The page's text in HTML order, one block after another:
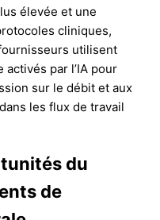
élevée et une
cliniques,
utilisent
par l’IA pour
sur le débit et aux
les flux de travail
du
de